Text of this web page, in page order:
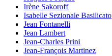
Irène Sakoroff
Isabelle Sezionale Basilicato
Jean Fontanelli
Jean Lambert
Jean-Charles Prini
Jean-François Martinez